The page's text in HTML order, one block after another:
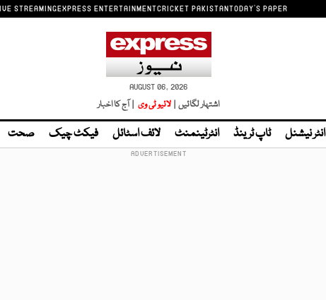
STREAMINGEXPRESS ENTERTAINMENTCRICKET PAKISTANTODAY'S PAPER
AUGUST 06, 2026
اشتہار لگائیں | لائیو ٹی وی | آج کا اخبار
انٹر نیشنل ٹاپ ٹرینڈ انٹرٹینمنٹ لائف اسٹائل فیکٹ چیک صحت